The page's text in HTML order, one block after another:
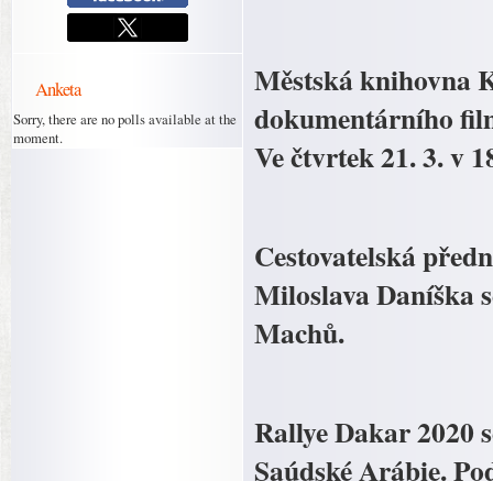
Anketa
Sorry, there are no polls available at the
moment.
Městská knihovna
dokumentárního
Ve čtvrtek 21. 3. v
Cestovatelská
Miloslava Daníška
Machů.
Rallye Dakar 2020
Saúdské Arábie.